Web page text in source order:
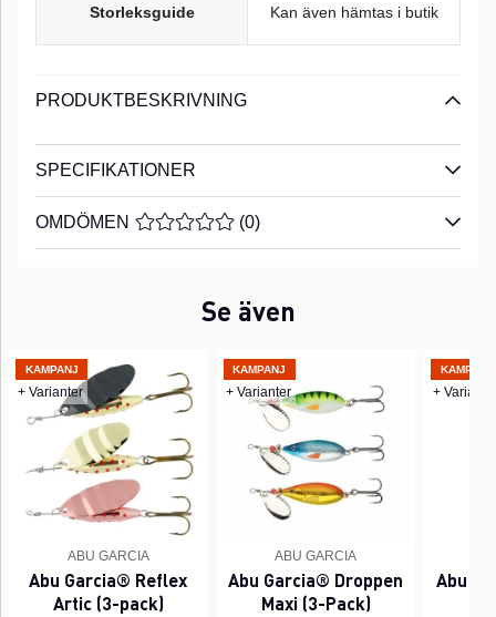
Storleksguide Kan även hämtas i butik
PRODUKTBESKRIVNING
SPECIFIKATIONER
OMDÖMEN MEDELBETYG 0 AV 5 ANTAL BETYG 0
(0)
Se även
KAMPANJ
+ Varianter
ABU GARCIA
Abu Garcia® Reflex
Artic (3-pack)
KAMPANJ
+ Varianter
ABU GARCIA
Abu Garcia® Droppen
Maxi (3-Pack)
KAMPANJ
+
Abu